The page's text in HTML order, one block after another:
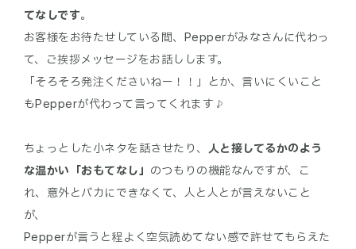
てなしです。
お客様をお待たせしている間、Pepperがみなさんに代わっ
て、ご挨拶メッセージをお話しします。
「そろそろ発注くださいねー！！」とか、言いにくいこと
もPepperが代わって言ってくれます♪
ちょっとした小ネタを話させたり、
人と接してるかのよう
な温かい「おもてなし」 のつもりの機能なんですが、こ
れ、意外とバカにできなくて、人と人とが言えないこと
が、
Pepperが言うと程よく空気読めてない感で許せてもらえた